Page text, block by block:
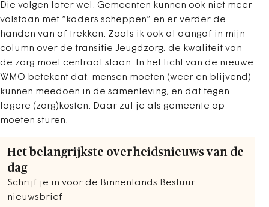
Die volgen later wel. Gemeenten kunnen ook niet meer
volstaan met “kaders scheppen” en er verder de
handen van af trekken. Zoals ik ook al aangaf in mijn
column over de transitie Jeugdzorg: de kwaliteit van
de zorg moet centraal staan. In het licht van de nieuwe
WMO betekent dat: mensen moeten (weer en blijvend)
kunnen meedoen in de samenleving, en dat tegen
lagere (zorg)kosten. Daar zul je als gemeente op
moeten sturen.
Het belangrijkste overheidsnieuws van de
dag
Schrijf je in voor de Binnenlands Bestuur
nieuwsbrief